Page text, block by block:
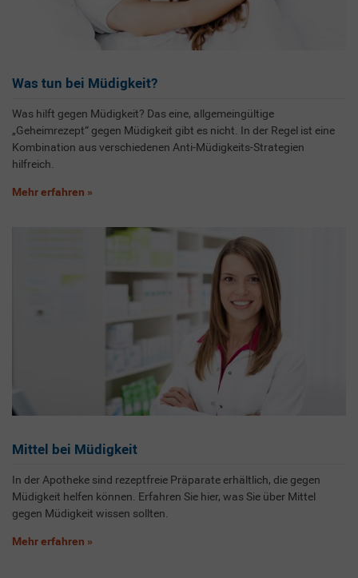
Was tun bei Müdigkeit?
Was hilft gegen Müdigkeit? Das eine, allgemeingültige
„Geheimrezept“ gegen Müdigkeit gibt es nicht. In der Regel ist eine
Kombination aus verschiedenen Anti-Müdigkeits-Strategien
hilfreich.
Mehr erfahren
Mittel bei Müdigkeit
In der Apotheke sind rezeptfreie Präparate erhältlich, die gegen
Müdigkeit helfen können. Erfahren Sie hier, was Sie über Mittel
gegen Müdigkeit wissen sollten.
Mehr erfahren